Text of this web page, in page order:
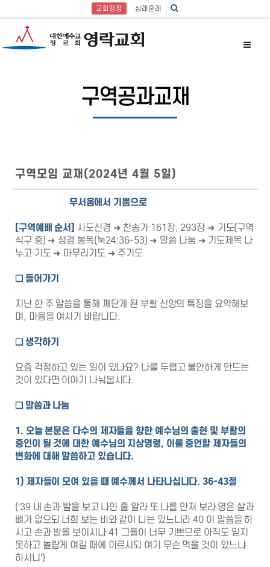
교회행정 상례혼례
구역공과교재
구역모임 교재(2024년 4월 5일)
무서움에서 기쁨으로
[구역예배 순서] 사도신경 ➜ 찬송가 161장, 293장 ➜ 기도(구역
식구 중) ➜ 성경 봉독(눅24:36-53) ➜ 말씀 나눔 ➜ 기도제목 나
누고 기도 ➜ 마무리기도 ➜ 주기도
❑ 들어가기
지난 한 주 말씀을 통해 깨닫게 된 부활 신앙의 특징을 요약해보
며, 마음을 여시기 바랍니다.
❑생각하기
요즘 걱정하고 있는 일이 있나요? 나를 두렵고 불안하게 만드는
것이 있다면 이야기 나눠봅시다.
❑ 말씀과 나눔
1. 오늘 본문은 다수의 제자들을 향한 예수님의 출현 및 부활의
증인이 될 것에 대한 예수님의 지상명령, 이를 증언할 제자들의
변화에 대해 말씀하고 있습니다.
1) 제자들이 모여 있을 때 예수께서 나타나십니다. 36-43절
(‘39 내 손과 발을 보고 나인 줄 알라 또 나를 만져 보라 영은 살과
뼈가 없으되 너희 보는 바와 같이 나는 있느니라 40 이 말씀을 하
시고 손과 발을 보이시나 41 그들이 너무 기쁘므로 아직도 믿지
못하고 놀랍게 여길 때에 이르시되 여기 무슨 먹을 것이 있느냐
하시니’)